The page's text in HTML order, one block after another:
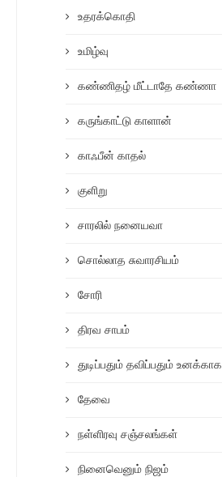
உதரக்கொதி
உமிழ்வு
கண்ணிதழ் மீட்டாதே கண்ணா
கருங்காட்டு காளான்
காஃபீன் காதல்
குளிறு
சாரலில் நனையவா
சொல்லாத சுவாரசியம்
சோரி
திரவ சாபம்
துடிப்பதும் தவிப்பதும் உனக்காக
தேவை
நள்ளிரவு சஞ்சலங்கள்
நினைவெனும் நிஜம்